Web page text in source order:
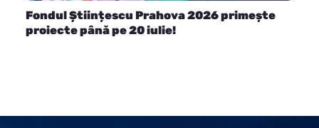
Fondul Științescu Prahova 2026 primește
proiecte până pe 20 iulie!